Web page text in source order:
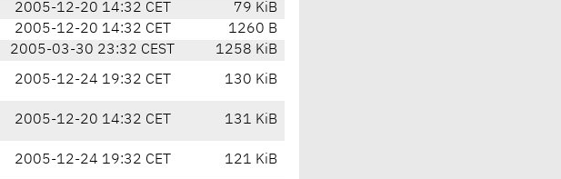
2005-12-20 14:32 CET
79 KiB
2005-12-20 14:32 CET
1260 B
2005-03-30 23:32 CEST
1258 KiB
2005-12-24 19:32 CET 130 KiB
2005-12-20 14:32 CET 131 KiB
2005-12-24 19:32 CET 121 KiB